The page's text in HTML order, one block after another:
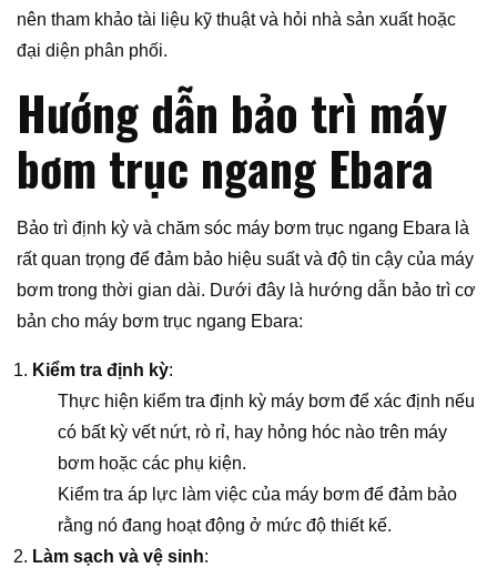
nên tham khảo tài liệu kỹ thuật và hỏi nhà sản xuất hoặc
đại diện phân phối.
Hướng dẫn bảo trì máy
bơm trục ngang Ebara
Bảo trì định kỳ và chăm sóc máy bơm trục ngang Ebara là
rất quan trọng để đảm bảo hiệu suất và độ tin cậy của máy
bơm trong thời gian dài. Dưới đây là hướng dẫn bảo trì cơ
bản cho máy bơm trục ngang Ebara:
Kiểm tra định kỳ:
Thực hiện kiểm tra định kỳ máy bơm để xác định nếu
có bất kỳ vết nứt, rò rỉ, hay hỏng hóc nào trên máy
bơm hoặc các phụ kiện.
Kiểm tra áp lực làm việc của máy bơm để đảm bảo
rằng nó đang hoạt động ở mức độ thiết kế.
Làm sạch và vệ sinh: